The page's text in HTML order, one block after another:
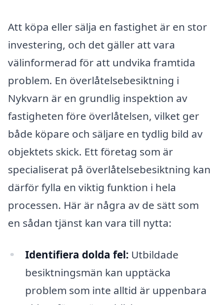
Att köpa eller sälja en fastighet är en stor
investering, och det gäller att vara
välinformerad för att undvika framtida
problem. En överlåtelsebesiktning i
Nykvarn är en grundlig inspektion av
fastigheten före överlåtelsen, vilket ger
både köpare och säljare en tydlig bild av
objektets skick. Ett företag som är
specialiserat på överlåtelsebesiktning kan
därför fylla en viktig funktion i hela
processen. Här är några av de sätt som
en sådan tjänst kan vara till nytta:
Identifiera dolda fel: Utbildade
besiktningsmän kan upptäcka
problem som inte alltid är uppenbara